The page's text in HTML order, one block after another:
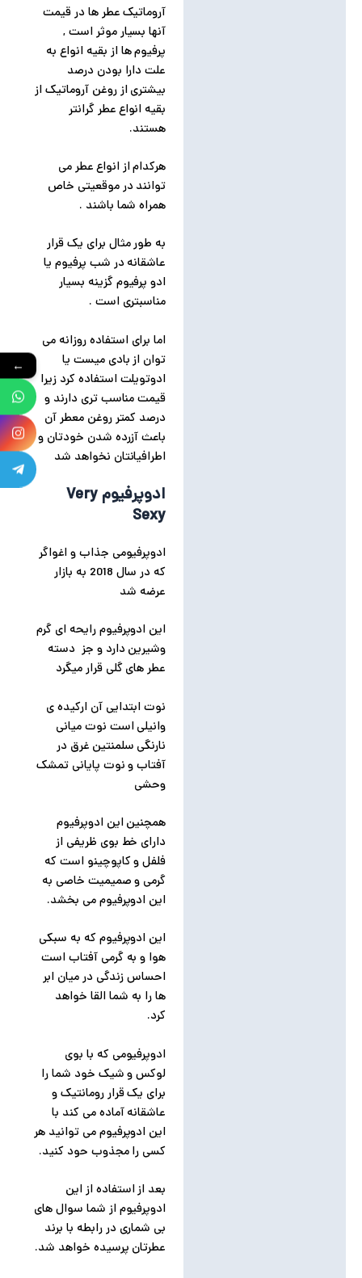
آروماتیک عطر ها در قیمت
آنها بسیار موثر است ,
پرفیوم ها از بقیه انواع به
علت دارا بودن درصد
بیشتری از روغن آروماتیک از
بقیه انواع عطر گرانتر
هستند.
هرکدام از انواع عطر می
توانند در موقعیتی خاص
همراه شما باشند .
به طور مثال برای یک قرار
عاشقانه در شب پرفیوم یا
ادو پرفیوم گزینه بسیار
مناسبتری است .
اما برای استفاده روزانه می
توان از بادی میست یا
ادوتویلت استفاده کرد زیرا
قیمت مناسب تری دارند و
درصد کمتر روغن معطر آن
باعث آزرده شدن خودتان و
اطرافیانتان نخواهد شد
ادوپرفیوم Very
Sexy
ادوپرفیومی جذاب و اغواگر
که در سال 2018 به بازار
عرضه شد
این ادوپرفیوم رایحه ای گرم
وشیرین دارد و جز دسته
عطر های گلی قرار میگرد
نوت ابتدایی آن ارکیده ی
وانیلی است نوت میانی
نارنگی سلمنتین غرق در
آفتاب و نوت پایانی تمشک
وحشی
همچنین این ادوپرفیوم
دارای خط بوی ظریفی از
فلفل و کاپوچینو است که
گرمی و صمیمیت خاصی به
این ادوپرفیوم می بخشد.
این ادوپرفیوم که به سبکی
هوا و به گرمی آفتاب است
احساس زندگی در میان ابر
ها را به شما القا خواهد
کرد.
ادوپرفیومی که با بوی
لوکس و شیک خود شما را
برای یک قرار رومانتیک و
عاشقانه آماده می کند با
این ادوپرفیوم می توانید هر
کسی را مجذوب حود کنید.
بعد از استفاده از این
ادوپرفیوم از شما سوال های
بی شماری در رابطه با برند
عطرتان پرسیده خواهد شد.
←